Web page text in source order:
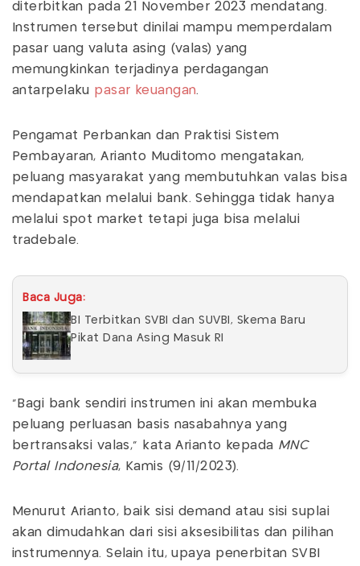
diterbitkan pada 21 November 2023 mendatang.
Instrumen tersebut dinilai mampu memperdalam
pasar uang valuta asing (valas) yang
memungkinkan terjadinya perdagangan
antarpelaku pasar keuangan.
Pengamat Perbankan dan Praktisi Sistem
Pembayaran, Arianto Muditomo mengatakan,
peluang masyarakat yang membutuhkan valas bisa
mendapatkan melalui bank. Sehingga tidak hanya
melalui spot market tetapi juga bisa melalui
tradebale.
Baca Juga:
BI Terbitkan SVBI dan SUVBI, Skema Baru
Pikat Dana Asing Masuk RI
"Bagi bank sendiri instrumen ini akan membuka
peluang perluasan basis nasabahnya yang
bertransaksi valas," kata Arianto kepada MNC
Portal Indonesia, Kamis (9/11/2023).
Menurut Arianto, baik sisi demand atau sisi suplai
akan dimudahkan dari sisi aksesibilitas dan pilihan
instrumennya. Selain itu, upaya penerbitan SVBI